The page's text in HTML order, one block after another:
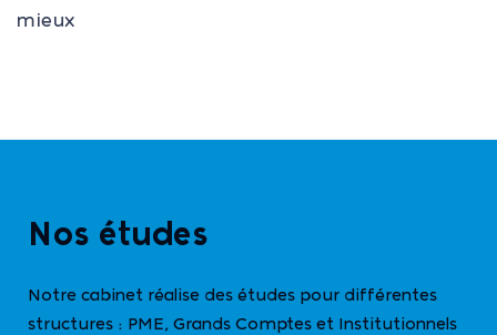
mieux
Nos études
Notre cabinet réalise des études pour différentes
structures : PME, Grands Comptes et Institutionnels